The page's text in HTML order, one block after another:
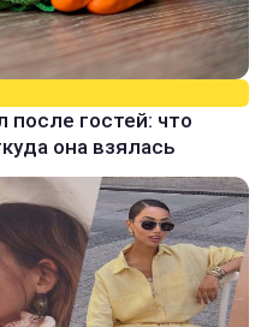
гостей: что
она взялась